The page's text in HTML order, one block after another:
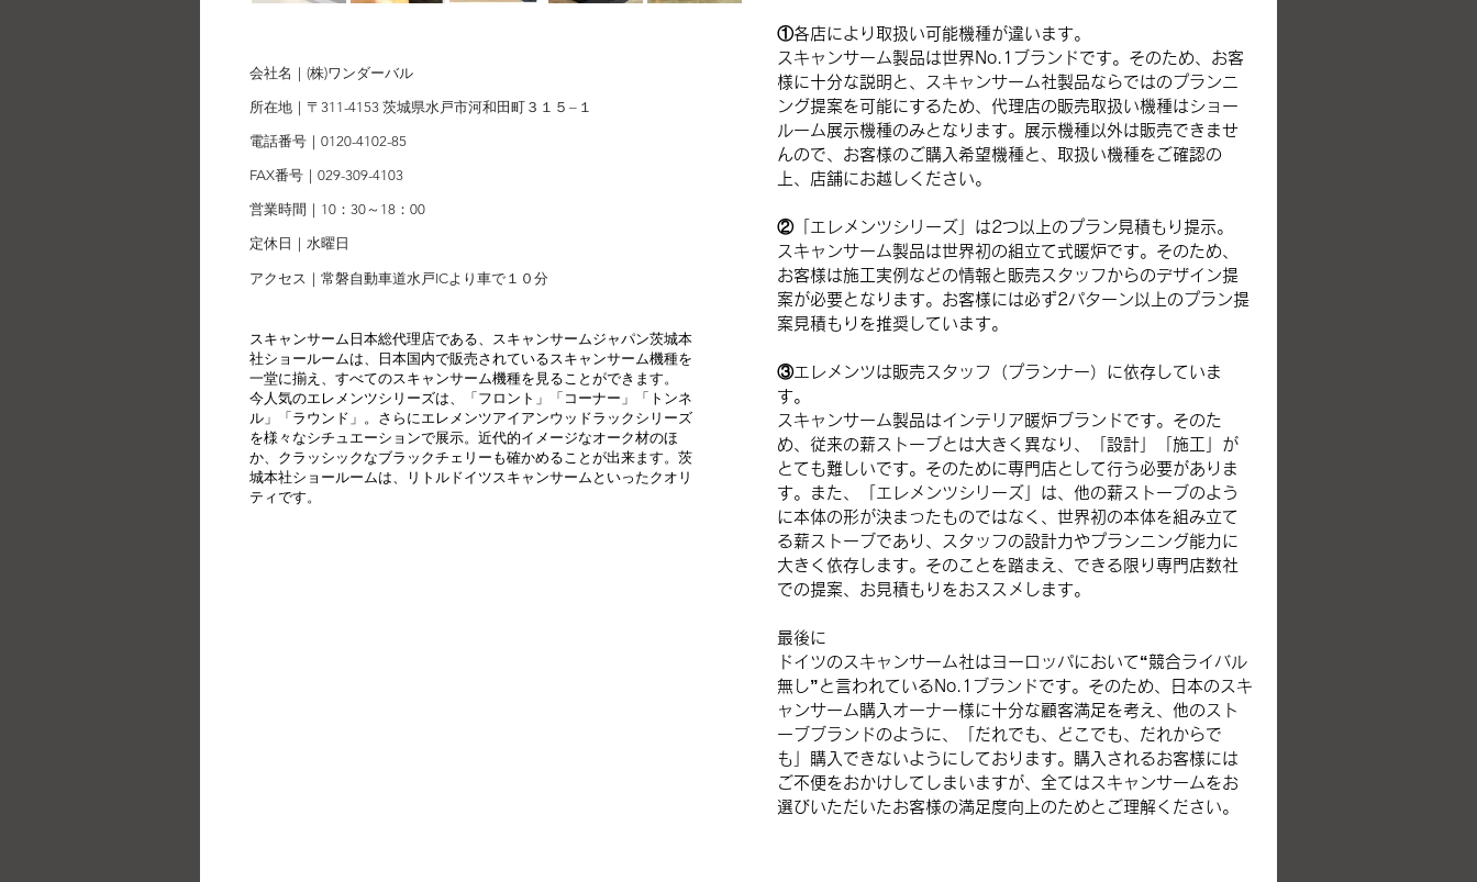
会社名｜(株)ワンダーバル
所在地｜〒311-4153 茨城県水戸市河和田町３１５−１
電話番号｜0120-4102-85
FAX番号｜029-309-4103
営業時間｜10：30～18：00
定休日｜水曜日
アクセス｜常磐自動車道水戸ICより車で１０分
スキャンサーム日本総代理店である、スキャンサームジャパン茨城本
社ショールームは、日本国内で販売されているスキャンサーム機種を
一堂に揃え、すべてのスキャンサーム機種を見ることができます。
今人気のエレメンツシリーズは、「フロント」「コーナー」「トンネ
ル」「ラウンド」。さらにエレメンツアイアンウッドラックシリーズ
を様々なシチュエーションで展示。近代的イメージなオーク材のほ
か、クラッシックなブラックチェリーも確かめることが出来ます。茨
城本社ショールームは、リトルドイツスキャンサームといったクオリ
ティです。
①各店により取扱い可能機種が違います。
スキャンサーム製品は世界No.1ブランドです。そのため、お客
様に十分な説明と、スキャンサーム社製品ならではのプランニ
ング提案を可能にするため、代理店の販売取扱い機種はショー
ルーム展示機種のみとなります。展示機種以外は販売できませ
んので、お客様のご購入希望機種と、取扱い機種をご確認の
上、店舗にお越しください。
​②「エレメンツシリーズ」は2つ以上のプラン見積もり提示。​
スキャンサーム製品は世界初の組立て式暖炉です。そのため、
お客様は施工実例などの情報と販売スタッフからのデザイン提
案が必要となります。お客様には必ず2パターン以上のプラン提
案見積もりを推奨しています。
③エレメンツは販売スタッフ（プランナー）に依存していま
す。
スキャンサーム製品はインテリア暖炉ブランドです。そのた
め、従来の薪ストーブとは大きく異なり、「設計」「施工」が
とても難しいです。そのために専門店として行う必要がありま
す。また、「エレメンツシリーズ」は、他の薪ストーブのよう
に本体の形が決まったものではなく、世界初の本体を組み立て
る薪ストーブであり、スタッフの設計力やプランニング能力に
大きく依存します。そのことを踏まえ、できる限り専門店数社
での提案、お見積もりをおススメします。
最後に
ドイツのスキャンサーム社はヨーロッパにおいて“競合ライバル
無し”と言われているNo.1ブランドです。そのため、日本のスキ
ャンサーム購入オーナー様に十分な顧客満足を考え、他のスト
ーブブランドのように、「だれでも、どこでも、だれからで
も」購入できないようにしております。購入されるお客様には
ご不便をおかけしてしまいますが、全てはスキャンサームをお
選びいただいたお客様の満足度向上のためとご理解ください。